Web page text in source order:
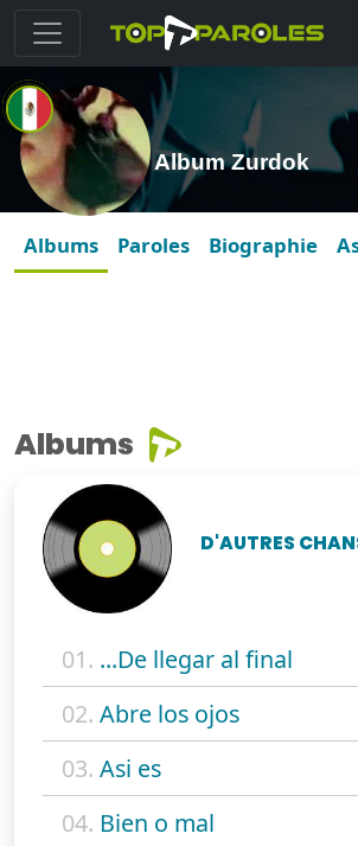
Album Zurdok
Albums Paroles Biographie
Albums
D'AUTRES
01. ...De llegar al final
02. Abre los ojos
03. Asi es
04. Bien o mal